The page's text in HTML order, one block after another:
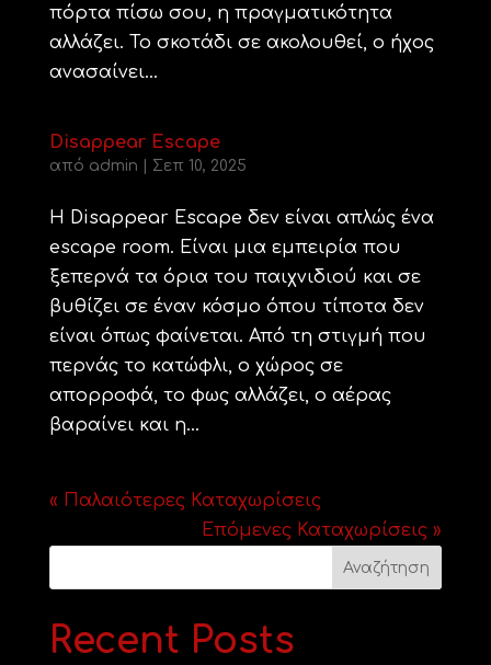
πόρτα πίσω σου, η πραγματικότητα
αλλάζει. Το σκοτάδι σε ακολουθεί, ο ήχος
ανασαίνει...
Disappear Escape
από admin Σεπ 10, 2025
Η Disappear Escape δεν είναι απλώς ένα
escape room. Είναι μια εμπειρία που
ξεπερνά τα όρια του παιχνιδιού και σε
βυθίζει σε έναν κόσμο όπου τίποτα δεν
είναι όπως φαίνεται. Από τη στιγμή που
περνάς το κατώφλι, ο χώρος σε
απορροφά, το φως αλλάζει, ο αέρας
βαραίνει και η...
« Παλαιότερες Καταχωρίσεις
Επόμενες Καταχωρίσεις »
Αναζήτηση
Recent Posts